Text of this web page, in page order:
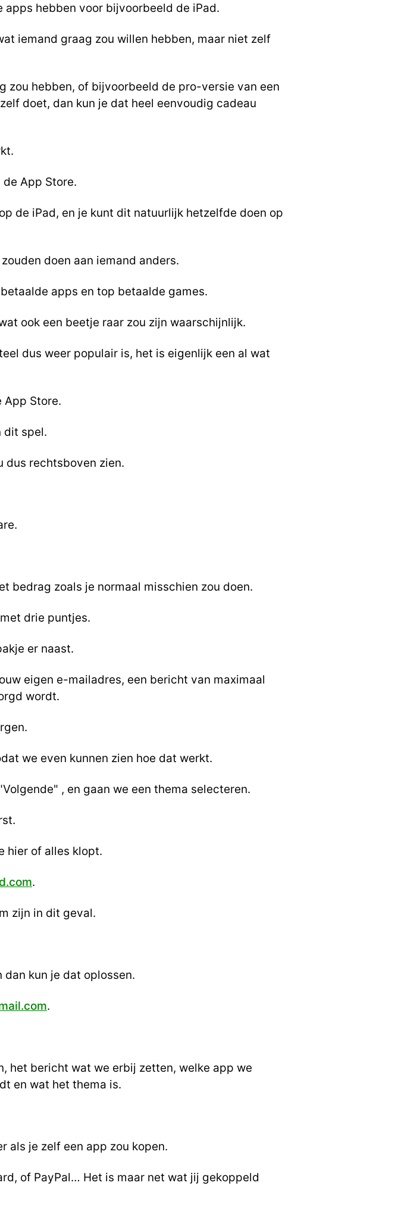
hebben voor bijvoorbeeld de iPad.
iemand graag zou willen hebben, maar niet zelf
zou hebben, of bijvoorbeeld de pro-versie van een
doet, dan kun je dat heel eenvoudig cadeau
App Store.
de iPad, en je kunt dit natuurlijk hetzelfde doen op
doen aan iemand anders.
apps en top betaalde games.
ook een beetje raar zou zijn waarschijnlijk.
dus weer populair is, het is eigenlijk een al wat
App Store.
dit spel.
dus rechtsboven zien.
bedrag zoals je normaal misschien zou doen.
drie puntjes.
er naast.
eigen e-mailadres, een bericht van maximaal
wordt.
we even kunnen zien hoe dat werkt.
, en gaan we een thema selecteren.
hier of alles klopt.
.
zijn in dit geval.
kun je dat oplossen.
.
het bericht wat we erbij zetten, welke app we
en wat het thema is.
als je zelf een app zou kopen.
of PayPal… Het is maar net wat jij gekoppeld